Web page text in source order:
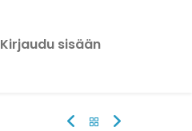
Kirjaudu sisään